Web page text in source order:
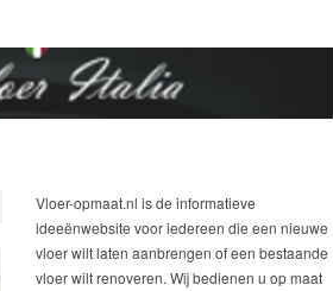
Vloer-opmaat.nl is de informatieve
ideeënwebsite voor iedereen die een nieuwe
vloer wilt laten aanbrengen of een bestaande
vloer wilt renoveren. Wij bedienen u op maat